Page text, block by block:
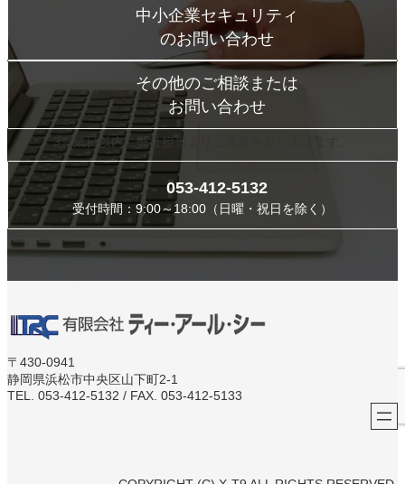
中小企業セキュリティ
のお問い合わせ
その他のご相談または
お問い合わせ
3営業日以内に弊社担当よりご連絡を差し上げます。
053-412-5132
受付時間：9:00～18:00（日曜・祝日を除く）
〒430-0941
静岡県浜松市中央区山下町2-1
TEL. 053-412-5132 / FAX. 053-412-5133